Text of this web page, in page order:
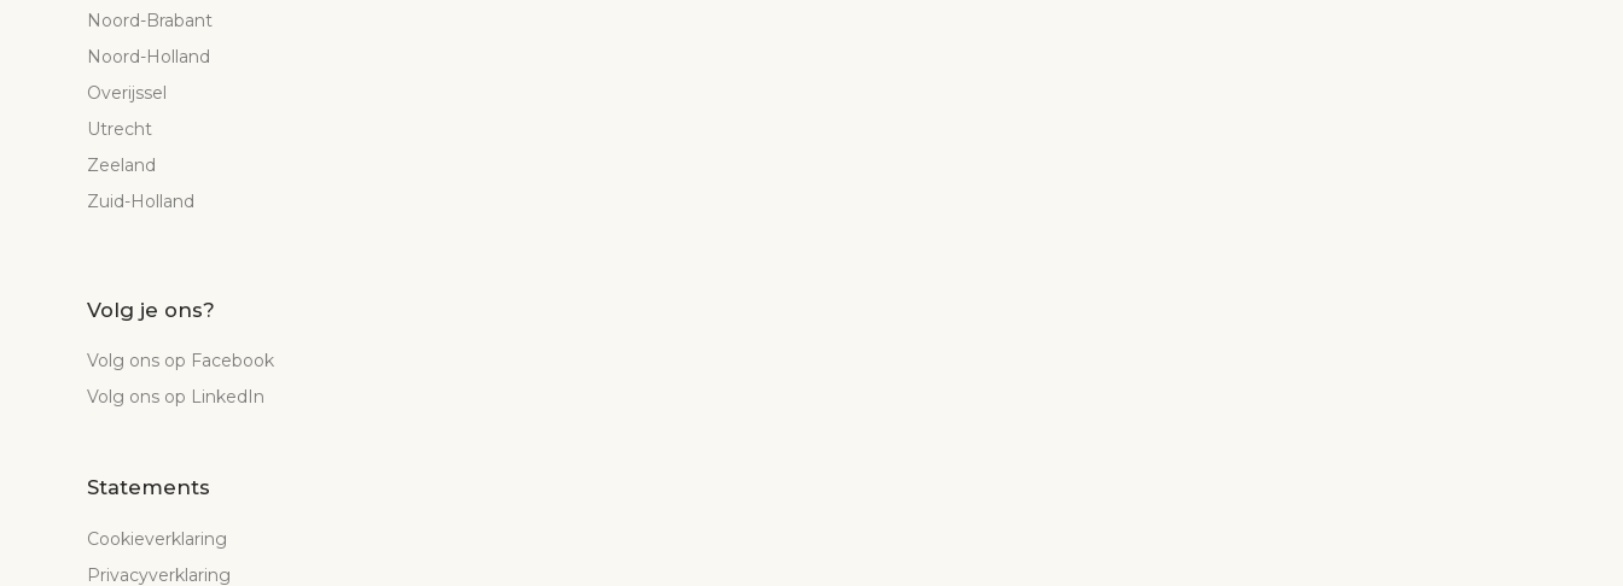
Noord-Brabant
Noord-Holland
Overijssel
Utrecht
Zeeland
Zuid-Holland
Volg je ons?
Volg ons op Facebook
Volg ons op LinkedIn
Statements
Cookieverklaring
Privacyverklaring